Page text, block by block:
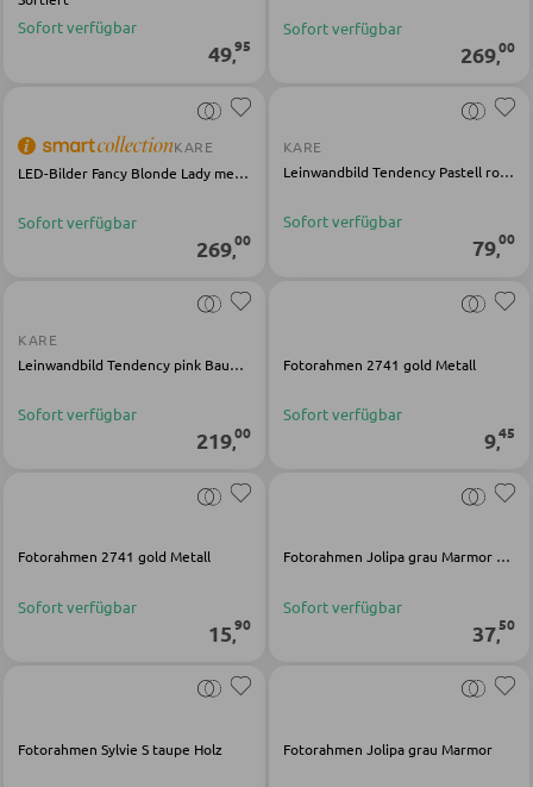
Vitrinen
WOHNWÄNDE
Anbauwände
WOHNZIMMERTISCHE
SESSEL
Relaxsessel
LED-Hängeleuchten
LED-Tischleuchten
LED-Schreibtischleuchten
AUSSENBELEUCHTUNG
Außenleuchten
LEUCHTENSERIEN
Sofort verfügbar
49,95
Sofort verfügbar
269,00
KARE
LED-Bilder Fancy Blonde Lady mehrfarbig Acryl
Sofort verfügbar
269,00
KARE
Leinwandbild Tendency Pastell rosa blau Baumwolle Polyresin Holz
Sofort verfügbar
79,00
KARE
Leinwandbild Tendency pink Baumwolle Polyresin Holz
Sofort verfügbar
219,00
Fotorahmen 2741 gold Metall
Sofort verfügbar
9,45
Fotorahmen 2741 gold Metall
Sofort verfügbar
15,90
Fotorahmen Jolipa grau Marmor Holz
Sofort verfügbar
37,50
Fotorahmen Sylvie S taupe Holz Fotorahmen Jolipa grau Marmor